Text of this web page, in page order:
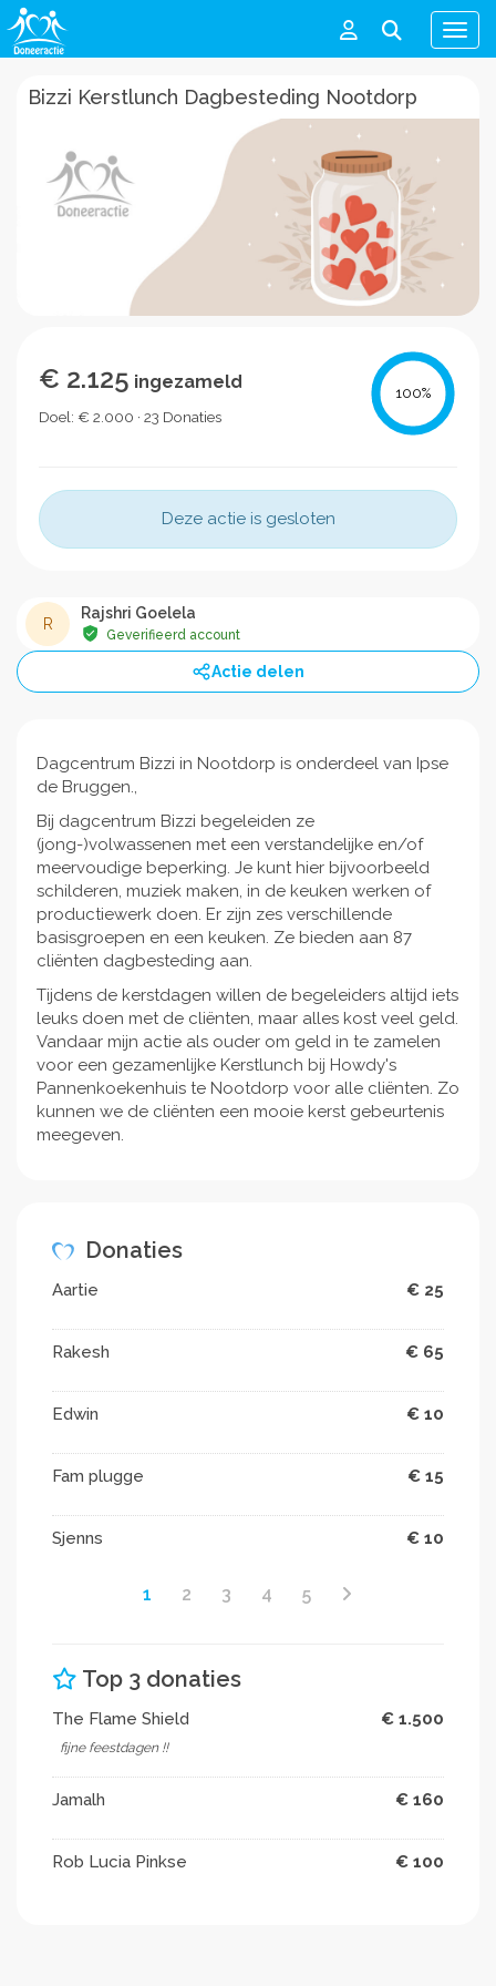
Menu
Bizzi Kerstlunch Dagbesteding Nootdorp
€ 2.125 ingezameld
Doel: € 2.000 · 23 Donaties
100%
Deze actie is gesloten
R
Rajshri Goelela
Geverifieerd account
Actie delen
Dagcentrum Bizzi in Nootdorp is onderdeel van Ipse
de Bruggen.,
Bij dagcentrum Bizzi begeleiden ze
(jong-)volwassenen met een verstandelijke en/of
meervoudige beperking. Je kunt hier bijvoorbeeld
schilderen, muziek maken, in de keuken werken of
productiewerk doen. Er zijn zes verschillende
basisgroepen en een keuken. Ze bieden aan 87
cliënten dagbesteding aan.
Tijdens de kerstdagen willen de begeleiders altijd iets
leuks doen met de cliënten, maar alles kost veel geld.
Vandaar mijn actie als ouder om geld in te zamelen
voor een gezamenlijke Kerstlunch bij Howdy's
Pannenkoekenhuis te Nootdorp voor alle cliënten. Zo
kunnen we de cliënten een mooie kerst gebeurtenis
meegeven.
Donaties
Aartie € 25
Rakesh € 65
Edwin € 10
Fam plugge € 15
Sjenns € 10
1 2 3 4 5
Top 3 donaties
The Flame Shield € 1.500
fijne feestdagen !!
Jamalh € 160
Rob Lucia Pinkse € 100